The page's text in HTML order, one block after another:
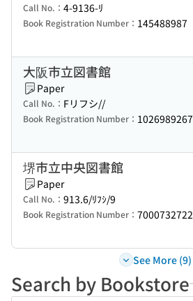
Call No.： 4-9136-ﾘ
Book Registration Number： 145488987
大阪市立図書館
Paper
Call No.： Fリフシ//
Book Registration Number： 1026989267
堺市立中央図書館
Paper
Call No.： 913.6/ﾘﾌｼ/9
Book Registration Number： 7000732722
See More (9)
Search by Bookstore